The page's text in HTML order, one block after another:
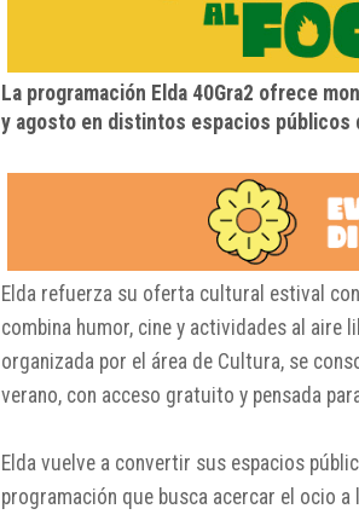
La programación Elda 40Gra2 ofrece
y agosto en distintos espacios públicos
Elda refuerza su oferta cultural estival
combina humor, cine y actividades al aire
organizada por el área de Cultura, se
verano, con acceso gratuito y pensada
Elda vuelve a convertir sus espacios
programación que busca acercar el ocio